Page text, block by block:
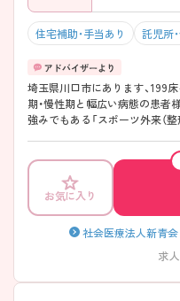
住宅補助・手当あり 託児所
埼玉県川口市にあります、199
期・慢性期と幅広い病態の患者
強みでもある「スポーツ外来（整
で、スポーツ整形に興味のあ
入社職員に対する教育体制も整
も安心♪年間休日120日と休み
と、魅力がたっぷりの病院です
ど、さらに詳細をお話しいたし
お気に入り
社会医療法人新青
求